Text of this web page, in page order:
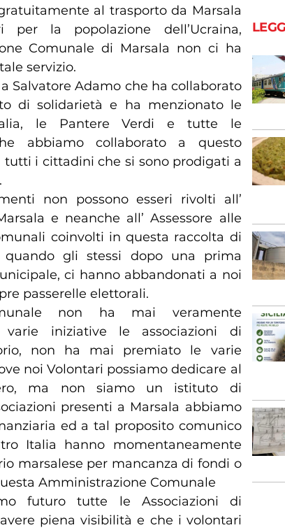
al trasporto da Marsala
la popolazione dell’Ucraina,
Comunale di Marsala non ci ha
servizio.
Salvatore Adamo che ha collaborato
di solidarietà e ha menzionato le
le Pantere Verdi e tutte le
abbiamo collaborato a questo
i cittadini che si sono prodigati a
non possono esseri rivolti all’
e neanche all’ Assessore alle
coinvolti in questa raccolta di
gli stessi dopo una prima
ci hanno abbandonati a noi
passerelle elettorali.
non ha mai veramente
iniziative le associazioni di
non ha mai premiato le varie
noi Volontari possiamo dedicare al
ma non siamo un istituto di
presenti a Marsala abbiamo
ed a tal proposito comunico
Italia hanno momentaneamente
marsalese per mancanza di fondi o
Amministrazione Comunale
futuro tutte le Associazioni di
piena visibilità e che i volontari